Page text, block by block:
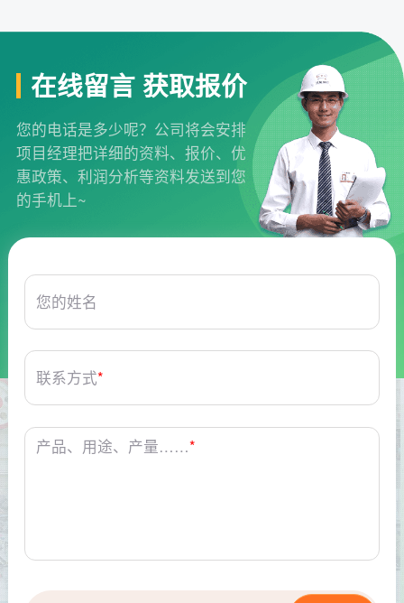
在线留言 获取报价
您的电话是多少呢？公司将会安排
项目经理把详细的资料、报价、优
惠政策、利润分析等资料发送到您
的手机上~
您的姓名
联系方式*
产品、用途、产量……*